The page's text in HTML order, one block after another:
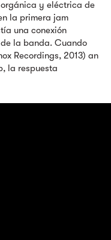
y eléctrica de
la primera jam
una conexión
la banda. Cuando
Recordings, 2013) an
la respuesta